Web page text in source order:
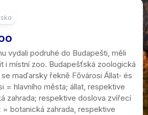
vydali podruhé do Budapešti, měli
i místní zoo. Budapešťská zoologická
maďarsky řekně Fővárosi Állat‐ és
= hlavního města; állat, respektive
zahrada; respektive doslova zvířecí
= botanická zahrada, respektive